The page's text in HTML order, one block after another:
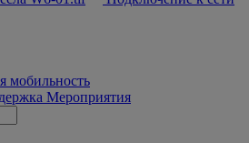
мобильность
Мероприятия